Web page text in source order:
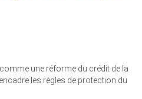
une réforme du crédit de la
les règles de protection du